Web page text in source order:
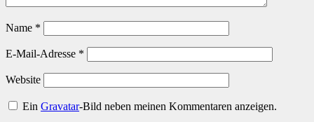
Name *
E-Mail-Adresse *
Website
EinGravatar-Bild neben meinen Kommentaren anzeigen.